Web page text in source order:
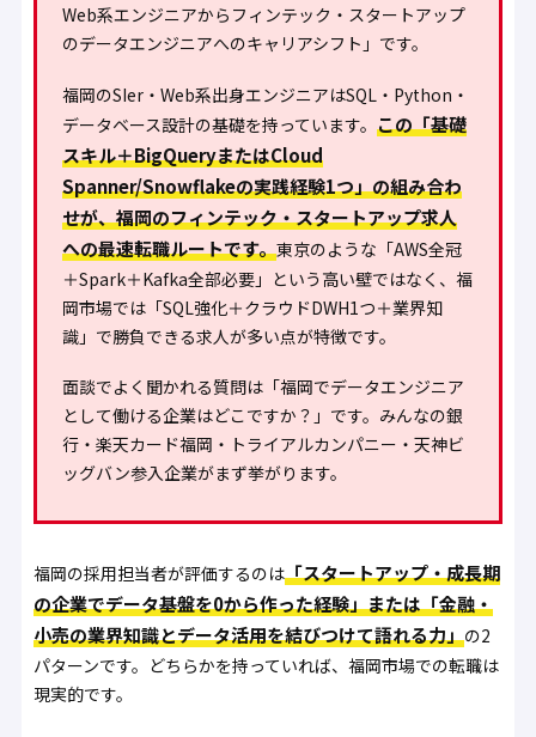
Web系エンジニアからフィンテック・スタートアップ
のデータエンジニアへのキャリアシフト」 です。
福岡のSIer・Web系出身エンジニアはSQL・Python・
データベース設計の基礎を持っています。 この「基礎
スキル＋BigQueryまたはCloud
Spanner/Snowflakeの実践経験1つ」の組み合わ
せが、福岡のフィンテック・スタートアップ求人
への最速転職ルートです。東京のような「AWS全冠
＋Spark＋Kafka全部必要」という高い壁ではなく、福
岡市場では「SQL強化＋クラウドDWH1つ＋業界知
識」で勝負できる求人が多い点が特徴です。
面談でよく聞かれる質問は「福岡でデータエンジニア
として働ける企業はどこですか？」 です。みんなの銀
行・楽天カード福岡・トライアルカンパニー・天神ビ
ッグバン参入企業がまず挙がります。
福岡の採用担当者が評価するのは「スタートアップ・成長期
の企業でデータ基盤を0から作った経験」または「金融・
小売の業界知識とデータ活用を結びつけて語れる力」の2
パターンです。どちらかを持っていれば、福岡市場での転職は
現実的です。